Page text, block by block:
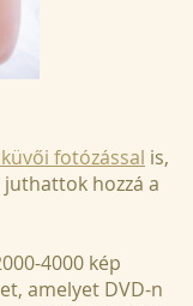
fotózással is,
hozzá a
4000 kép
amelyet DVD-n